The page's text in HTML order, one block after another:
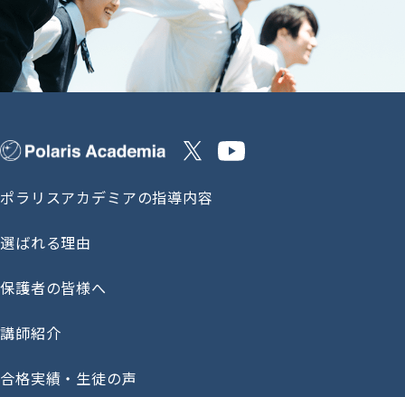
ポラリスアカデミアの指導内容
選ばれる理由
保護者の皆様へ
講師紹介
合格実績・生徒の声